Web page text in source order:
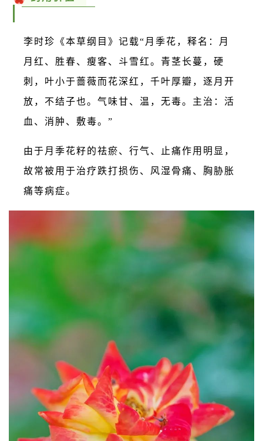
李时珍《本草纲目》记载“月季花，释名：月
月红、胜春、瘦客、斗雪红。青茎长蔓，硬
刺，叶小于蔷薇而花深红，千叶厚瓣，逐月开
放，不结子也。气味甘、温，无毒。主治：活
血、消肿、敷毒。”
由于月季花籽的祛瘀、行气、止痛作用明显，
故常被用于治疗跌打损伤、风湿骨痛、胸胁胀
痛等病症。